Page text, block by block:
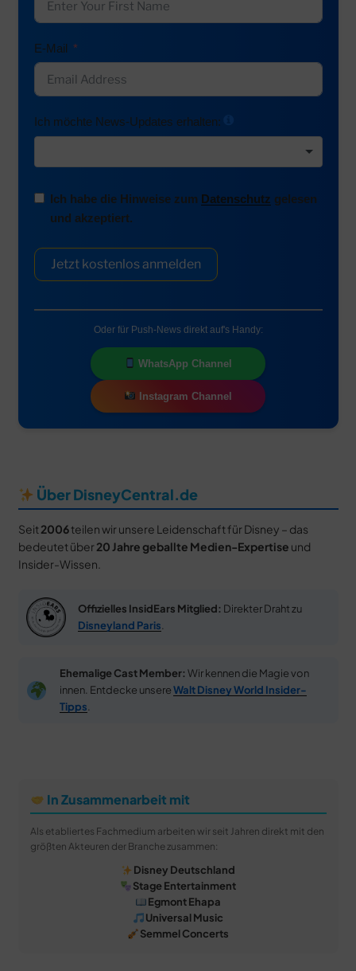
E-Mail
Ich möchte News-Updates erhalten:
Ich habe die Hinweise zum Datenschutz gelesen
und akzeptiert.
Jetzt kostenlos anmelden
Oder für Push-News direkt auf's Handy:
WhatsApp Channel
Instagram Channel
Über DisneyCentral.de
Seit 2006teilen wir unsere Leidenschaft für Disney – das
bedeutet über 20 Jahre geballte Medien-Expertise und
Insider-Wissen.
Offizielles InsidEars Mitglied: Direkter Draht zu
Disneyland Paris.
Ehemalige Cast Member: Wir kennen die Magie von
innen. Entdecke unsereWalt Disney World Insider-
Tipps.
In Zusammenarbeit mit
Als etabliertes Fachmedium arbeiten wir seit Jahren direkt mit den
größten Akteuren der Branche zusammen:
Disney Deutschland
Stage Entertainment
Egmont Ehapa
Universal Music
Semmel Concerts